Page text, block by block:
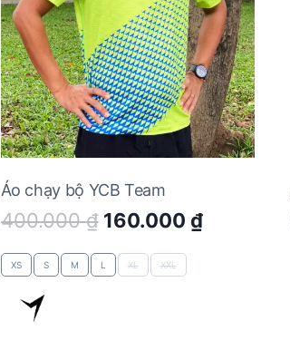
Áo chạy bộ YCB Team
400.000₫ Original
was:
160.000 ₫Current
XS S M L XL XXL